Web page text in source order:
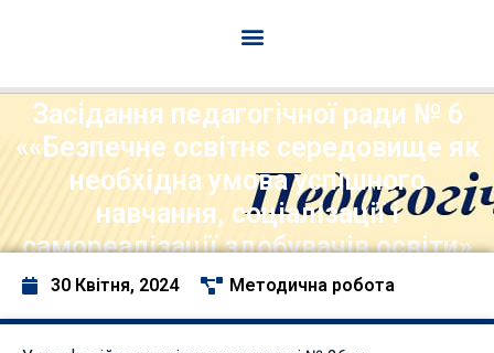
Засідання педагогічної ради № 6
««Безпечне освітнє середовище як
необхідна умова успішного
навчання, соціалізації і
самореалізації здобувачів освіти»
30 Квітня, 2024 Методична робота